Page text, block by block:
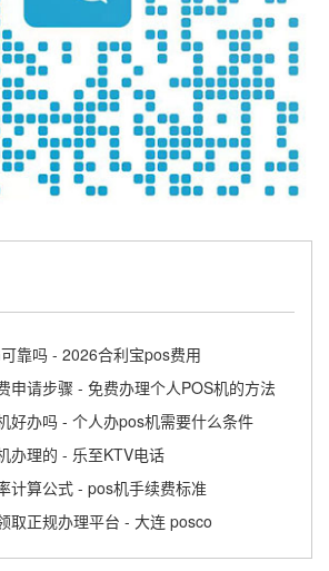
靠吗 - 2026合利宝pos费用
申请步骤 - 免费办理个人POS机的方法
好办吗 - 个人办pos机需要什么条件
办理的 - 乐至KTV电话
计算公式 - pos机手续费标准
取正规办理平台 - 大连 posco